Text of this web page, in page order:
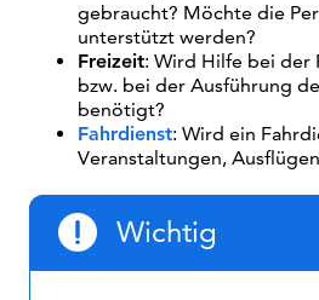
gebraucht? Möchte die
unterstützt werden?
Freizeit: Wird Hilfe bei der
bzw. bei der Ausführung
benötigt?
Fahrdienst: Wird ein
Veranstaltungen,
Wichtig